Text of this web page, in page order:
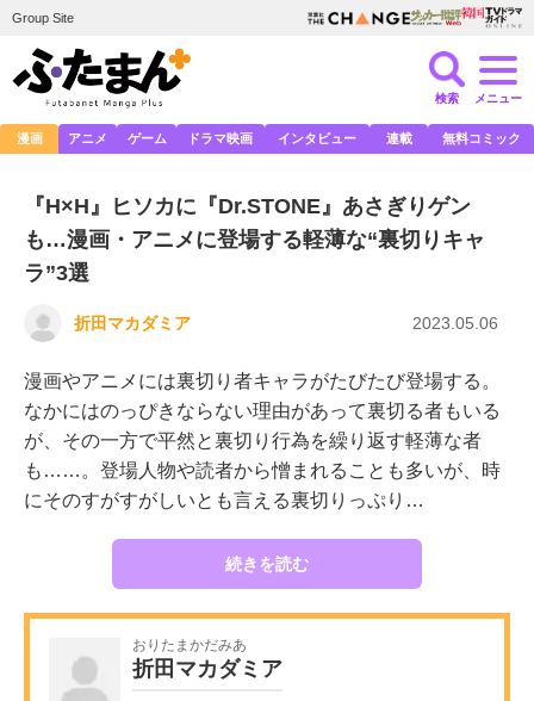
Group Site
検索 メニュー
漫画 アニメ ゲーム ドラマ映画 インタビュー 連載 無料コミック
『H×H』ヒソカに『Dr.STONE』あさぎりゲン
も…漫画・アニメに登場する軽薄な“裏切りキャ
ラ”3選
折田マカダミア 2023.05.06
漫画やアニメには裏切り者キャラがたびたび登場する。
なかにはのっぴきならない理由があって裏切る者もいる
が、その一方で平然と裏切り行為を繰り返す軽薄な者
も……。登場人物や読者から憎まれることも多いが、時
にそのすがすがしいとも言える裏切りっぷり…
続きを読む
おりたまかだみあ
折田マカダミア